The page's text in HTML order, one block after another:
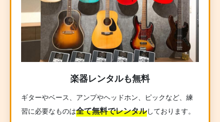
楽器レンタルも無料
ギターやベース、アンプやヘッドホン、ピックなど、練
習に必要なものは全て無料でレンタルしております。